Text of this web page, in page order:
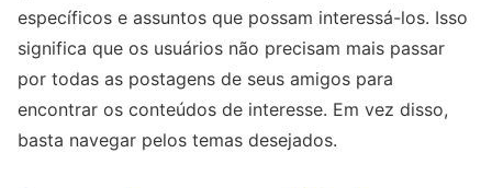
específicos e assuntos que possam interessá-los. Isso
significa que os usuários não precisam mais passar
por todas as postagens de seus amigos para
encontrar os conteúdos de interesse. Em vez disso,
basta navegar pelos temas desejados.